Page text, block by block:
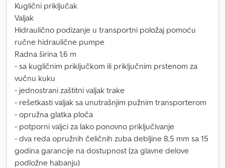
Kuglični priključak
Valjak
Hidraulično podizanje u transportni položaj pomoću
ručne hidraulične pumpe
Radna širina 1,6 m
- sa kugličnim priključkom ili priključnim prstenom za
vučnu kuku
- jednostrani zaštitni valjak trake
- rešetkasti valjak sa unutrašnjim pužnim transporterom
- opružna glatka ploča
- potporni valjci za lako ponovno priključivanje
- dva reda opružnih čeličnih zuba debljine 8,5 mm sa 15
godina garancije na dostupnost (za glavne delove
podložne habanju)